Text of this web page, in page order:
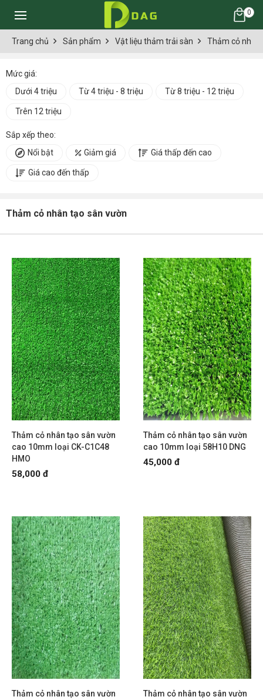
0
Trang chủ Sản phẩm Vật liệu thảm trải sàn Thảm cỏ nhân
Mức giá:
Dưới 4 triệu
Từ 4 triệu - 8 triệu Từ 8 triệu - 12 triệu
Trên 12 triệu
Sắp xếp theo:
Nổi bật
Giảm giá Giá thấp đến cao
Giá cao đến thấp
Thảm cỏ nhân tạo sân vườn
Thảm cỏ nhân tạo sân vườn
cao 10mm loại CK-C1C48
HMO
58,000 đ
Thảm cỏ nhân tạo sân vườn
cao 10mm loại 58H10 DNG
45,000 đ
Thảm cỏ nhân tạo sân vườn
Thảm cỏ nhân tạo sân vườn